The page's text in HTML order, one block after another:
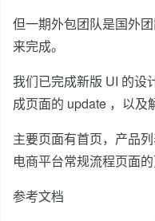
但一期外包团队是国外
来完成。
我们已完成新版 UI 的设
成页面的 update ，以及
主要页面有首页，产品
电商平台常规流程页面的
参考文档